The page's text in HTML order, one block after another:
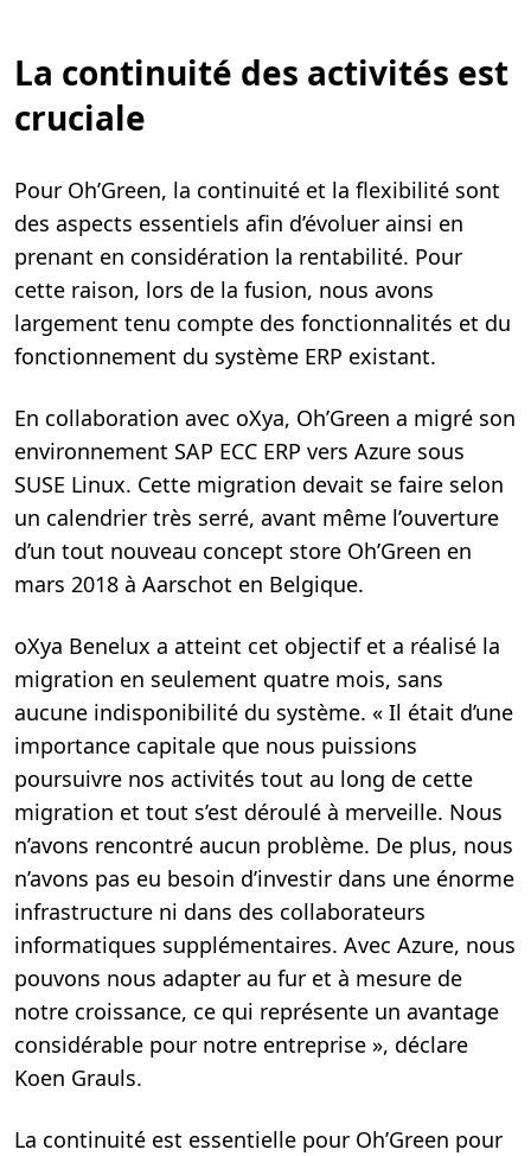
La continuité des activités est
cruciale
Pour Oh’Green, la continuité et la flexibilité sont
des aspects essentiels afin d’évoluer ainsi en
prenant en considération la rentabilité. Pour
cette raison, lors de la fusion, nous avons
largement tenu compte des fonctionnalités et du
fonctionnement du système ERP existant.
En collaboration avec oXya, Oh’Green a migré son
environnement SAP ECC ERP vers Azure sous
SUSE Linux. Cette migration devait se faire selon
un calendrier très serré, avant même l’ouverture
d’un tout nouveau concept store Oh’Green en
mars 2018 à Aarschot en Belgique.
oXya Benelux a atteint cet objectif et a réalisé la
migration en seulement quatre mois, sans
aucune indisponibilité du système. « Il était d’une
importance capitale que nous puissions
poursuivre nos activités tout au long de cette
migration et tout s’est déroulé à merveille. Nous
n’avons rencontré aucun problème. De plus, nous
n’avons pas eu besoin d’investir dans une énorme
infrastructure ni dans des collaborateurs
informatiques supplémentaires. Avec Azure, nous
pouvons nous adapter au fur et à mesure de
notre croissance, ce qui représente un avantage
considérable pour notre entreprise », déclare
Koen Grauls.
La continuité est essentielle pour Oh’Green pour